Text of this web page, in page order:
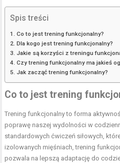
Spis treści
Co to jest trening funkcjonalny?
Dla kogo jest trening funkcjonalny?
Jakie są korzyści z treningu
Czy trening funkcjonalny ma jakieś
Jak zacząć trening funkcjonalny?
Co to jest trening
Trening funkcjonalny to forma
poprawę naszej wydolności w
standardowych ćwiczeń siłowych,
izolowanych mięśniach, trening
pozwala na lepszą adaptację do